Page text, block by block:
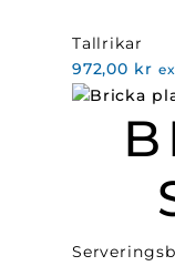
Tallrikar
972,00 kr